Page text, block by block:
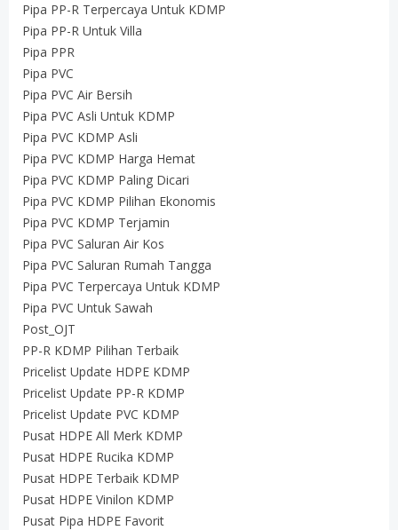
Pipa PP-R Terpercaya Untuk KDMP
Pipa PP-R Untuk Villa
Pipa PPR
Pipa PVC
Pipa PVC Air Bersih
Pipa PVC Asli Untuk KDMP
Pipa PVC KDMP Asli
Pipa PVC KDMP Harga Hemat
Pipa PVC KDMP Paling Dicari
Pipa PVC KDMP Pilihan Ekonomis
Pipa PVC KDMP Terjamin
Pipa PVC Saluran Air Kos
Pipa PVC Saluran Rumah Tangga
Pipa PVC Terpercaya Untuk KDMP
Pipa PVC Untuk Sawah
Post_OJT
PP-R KDMP Pilihan Terbaik
Pricelist Update HDPE KDMP
Pricelist Update PP-R KDMP
Pricelist Update PVC KDMP
Pusat HDPE All Merk KDMP
Pusat HDPE Rucika KDMP
Pusat HDPE Terbaik KDMP
Pusat HDPE Vinilon KDMP
Pusat Pipa HDPE Favorit